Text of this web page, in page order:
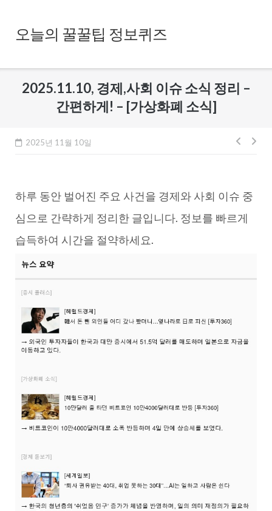
content오늘의 꿀꿀팁 정보퀴즈
2025.11.10, 경제,사회 이슈 소식 정리 –
간편하게! – [가상화폐 소식]
2025년 11월 10일
글
게
이
하루 동안 벌어진 주요 사건을 경제와 사회 이슈 중
심으로 간략하게 정리한 글입니다. 정보를 빠르게
습득하여 시간을 절약하세요.